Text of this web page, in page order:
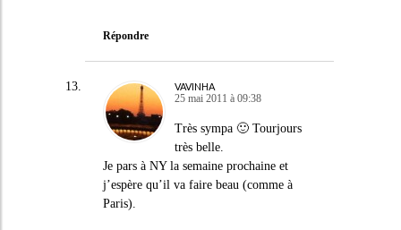
Répondre
VAVINHA
25 mai 2011 à 09:38
Très sympa 🙂 Tourjours
très belle.
Je pars à NY la semaine prochaine et
j’espère qu’il va faire beau (comme à
Paris).